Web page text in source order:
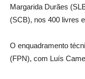
Margarida Durães
(SCB), nos 400 livres
O enquadramento
(FPN), com Luís